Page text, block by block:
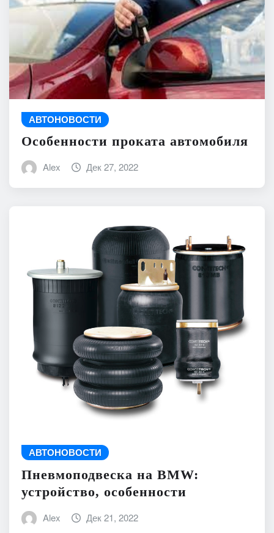
АВТОНОВОСТИ
Особенности проката автомобиля
Alex Дек 27, 2022
АВТОНОВОСТИ
Пневмоподвеска на BMW:
устройство, особенности
Alex Дек 21, 2022